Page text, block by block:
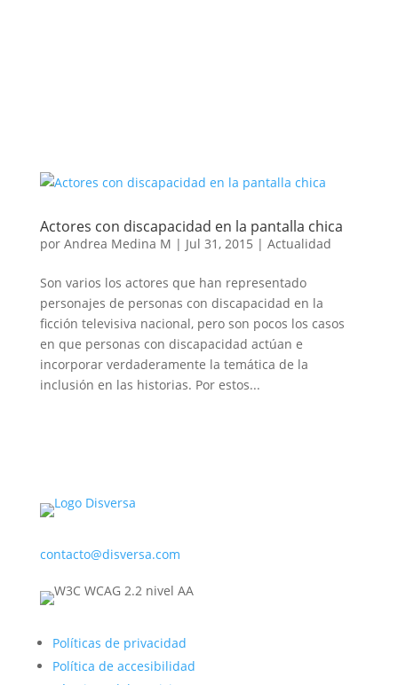
Actores con discapacidad en la pantalla chica
por Andrea Medina M | Jul 31, 2015 | Actualidad
Son varios los actores que han representado
personajes de personas con discapacidad en la
ficción televisiva nacional, pero son pocos los casos
en que personas con discapacidad actúan e
incorporar verdaderamente la temática de la
inclusión en las historias. Por estos...
contacto@disversa.com
Políticas de privacidad
Política de accesibilidad